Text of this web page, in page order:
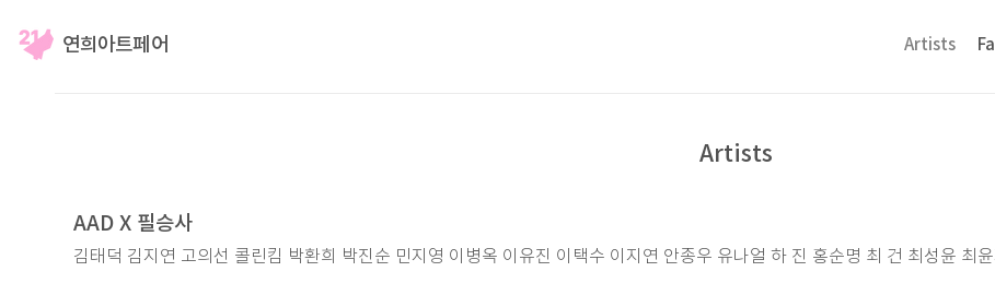
​연희아트페어 Artists
Artists
AAD X 필승사
김태덕 김지연 고의선 콜린킴 박환희 박진순 민지영 이병옥 이유진 이택수 이지연 안종우 유나얼 하 진 홍순명 최 건 최성윤